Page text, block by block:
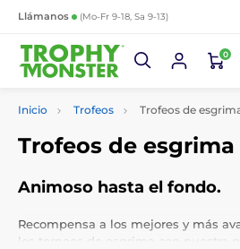
Llámanos (Mo-Fr 9-18, Sa 9-13)
0
Inicio Trofeos Trofeos de
Trofeos de esgrima
Animoso hasta el fondo.
Recompensa a los mejores y más
los torneos de esgrima con nuestra